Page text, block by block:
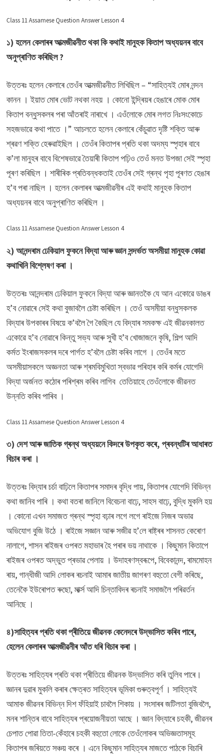
Class 11 Assamese Question Answer Lesson 4
১) হলেন কেলাৰৰ আত্মজীৱনীত থকা কি কথাই মানুহক কিতাপ অধ্যয়নৰ বাবে
অনুপ্ৰাণিত কৰিছিল ?
উত্তৰঃ হলেন কেলাৰে তেওঁৰ আত্মজীৱনীত লিখিছিল – “সাহিত্যই মোৰ নন্দন
কানন । ইয়াত মোৰ ভোট নথকা নহয় । কোনো ইন্দ্ৰিয়ৰ হেঙাৰে মোক মোৰ
কিতাপ বন্ধুসকলৰ পৰা আঁতৰাই নাৰাখে । এওঁলোকে মোৰ লগত নিঃসংকোচে
সহজভাৱে কথা পাতে ।” আচলতে হলেন কেলাৰে কেঁচুৱাত দৃষ্টি শক্তি আৰু
শ্ৰৱণ শক্তি হেৰুৱাইছিল । তেওঁৰ কিতাপৰ প্ৰতি থকা অদম্য স্পৃহাৰ বাবে
ক’লা মানুহৰ বাবে বিশেষভাৱে তৈয়াৰী কিতাপ পঢ়িও তেওঁ মনত উপজা সেই স্পৃহা
পূৰণ কৰিছিল । শাৰীৰিক প্ৰতিবন্ধকতাই তেওঁৰ সেই গ্ৰন্থ পৃহা পূৰণত হেঙাৰ
হ’ব পৰা নাছিল । হলেন কেলাৰৰ আত্মজীৱনীৰ এই কথাই মানুহক কিতাপ
অধ্যয়নৰ বাবে অনুপ্ৰাণিত কৰিছিল ।
Class 11 Assamese Question Answer Lesson 4
২) আনন্দৰাম ঢেকিয়াল ফুকনে বিদ্যা আৰু জ্ঞান সন্দৰ্ভত অসমীয়া মানুহক কোৱা
কথাখিনি বিশ্লেষণ কৰা ।
উত্তৰঃ আনন্দৰাম ঢেকিয়াল ফুকনে বিদ্যা আৰু জ্ঞানতকৈ যে আন একোৱে ডাঙৰ
হ’ব নোৱাৰে সেই কথা বুজাবলৈ চেষ্টা কৰিছিল । তেওঁ অসমীয়া বন্ধুসকলক
বিদ্যাৰ উপকাৰৰ বিষয়ে ক’বলৈ গৈ কৈছিল যে বিদ্যাৰ সমকক্ষ এই জীৱনকালত
একোৱে হ’ব নোৱাৰে কিন্তু সভ্য আৰু সুখী হ’ব খোজাজনে কৃষি, শিল্প আদি
কৰ্মত ইংৰাজসকলৰ দৰে পাৰ্গত হ’বলৈ চেষ্টা কৰিব লাগে । তেওঁৰ মতে
অসমীয়াসকলে অজ্ঞনতা আৰু শ্ৰমবিমুখিতা স্বভাৱ পৰিহাৰ কৰি কৰ্মৰ যোগেদি
বিদ্যা অৰ্জনত কঠোৰ পৰিশ্ৰম কৰিব লাগিব তেতিয়াহে তেওঁলোকে জীৱনত
উন্নতি কৰিব পাৰিব ।
Class 11 Assamese Question Answer Lesson 4
৩) দেশ আৰু জাতিক গ্ৰন্থ অধ্যয়নে কিদৰে উপকৃত কৰে, প্ৰবন্ধটিৰ আধাৰত
বিচাৰ কৰা ।
উত্তৰঃ বিদ্যাৰ চৰ্চা বাঢ়িলে কিতাপৰ সমাদৰ বৃদ্ধি পায়, কিতাপৰ যোগেদি বিভিন্ন
কথা জানিব পাৰি । কথা বতৰা জানিলে বিবেচনা বাঢ়ে, সাহস বাঢ়ে, বুদ্ধি মুকলি হয়
। কোনো এখন সমাজত গ্ৰন্থ স্পৃহা বঢ়াৰ লগে লগে ৰাইজে নিজৰ অভাৱ
অভিযোগ বুজি উঠে । ৰাইজে সজ্ঞান আৰু সজীৱ হ’লে ৰাষ্ট্ৰৰ শাসনত কেৰোণ
নালাগে, শাসন ৰাইজৰ ওপৰত মহাভাৰ হৈ পৰাৰ ভয় নাথাকে । কিছুমান কিতাপে
ৰাইজৰ ওপৰত অদ্ভুত প্ৰভাৱ পেলায় । উদাহৰণস্বৰূপে, বিবেকানন্দ, ৰামমোহন
ৰায়, গান্ধীজী আদি লোকৰ ৰচনাই আমাৰ জাতীয় জাগৰণ বহুতো বেগী কৰিছে,
তেনেকৈ ইউৰোপত ৰুছো, মাৰ্ক্স আদি চিন্তাবিদৰ ৰচনাই সমাজলৈ পৰিৱৰ্তন
আনিছে ।
৪)সাহিত্যৰ প্ৰতি থকা প্ৰীতিয়ে জীৱনক কেনেদৰে উদ্ভাসিত কৰিব পাৰে,
হেলেন কেলাৰৰ আত্মজীৱনীৰ আঁত ধৰি বিচাৰ কৰা ।
উত্তৰঃ সাহিত্যৰ প্ৰতি থকা প্ৰীতিয়ে জীৱনক উদ্ভাসিত কৰি তুলিব পাৰে।
জ্ঞানৰ দুৱাৰ মুকলি কৰাৰ ক্ষেত্ৰত সাহিত্যৰ ভূমিকা গুৰুত্বপূৰ্ণ । সাহিত্যই
আমাক জীৱনৰ বিভিন্ন দিশ ফঁহিয়াই চাবলৈ শিকায় । সংসাৰৰ জটিলতা বুজিবলৈ,
মনৰ শান্তিৰ বাবে সাহিত্যৰ প্ৰয়োজনীয়তা আছে । জ্ঞান বিদ্যাৰে চহকী, জীৱনৰ
চেপাত পোৱা তিতা-কেঁহাৰে চহকী বহুতো লোকে তেওঁলোকৰ অভিজ্ঞতাসমূহ
কিতাপৰ জৰিয়তে সঞ্চয় কৰে । এনে কিছুমান সাহিত্যৰ মাজতে পাঠকে বিচাৰি